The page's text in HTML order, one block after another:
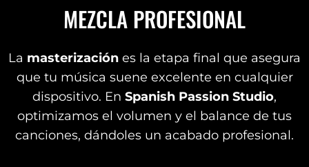
MEZCLA PROFESIONAL
La masterización es la etapa final que asegura
que tu música suene excelente en cualquier
dispositivo. En Spanish Passion Studio,
optimizamos el volumen y el balance de tus
canciones, dándoles un acabado profesional.